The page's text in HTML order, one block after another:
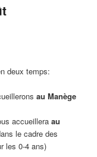
deux temps:
au Manège
accueillera au
le cadre des
les 0-4 ans)